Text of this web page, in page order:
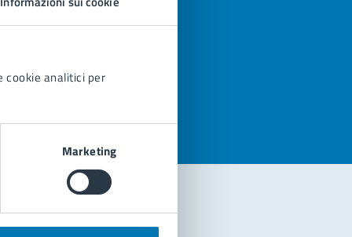
cookie analitici per
Marketing